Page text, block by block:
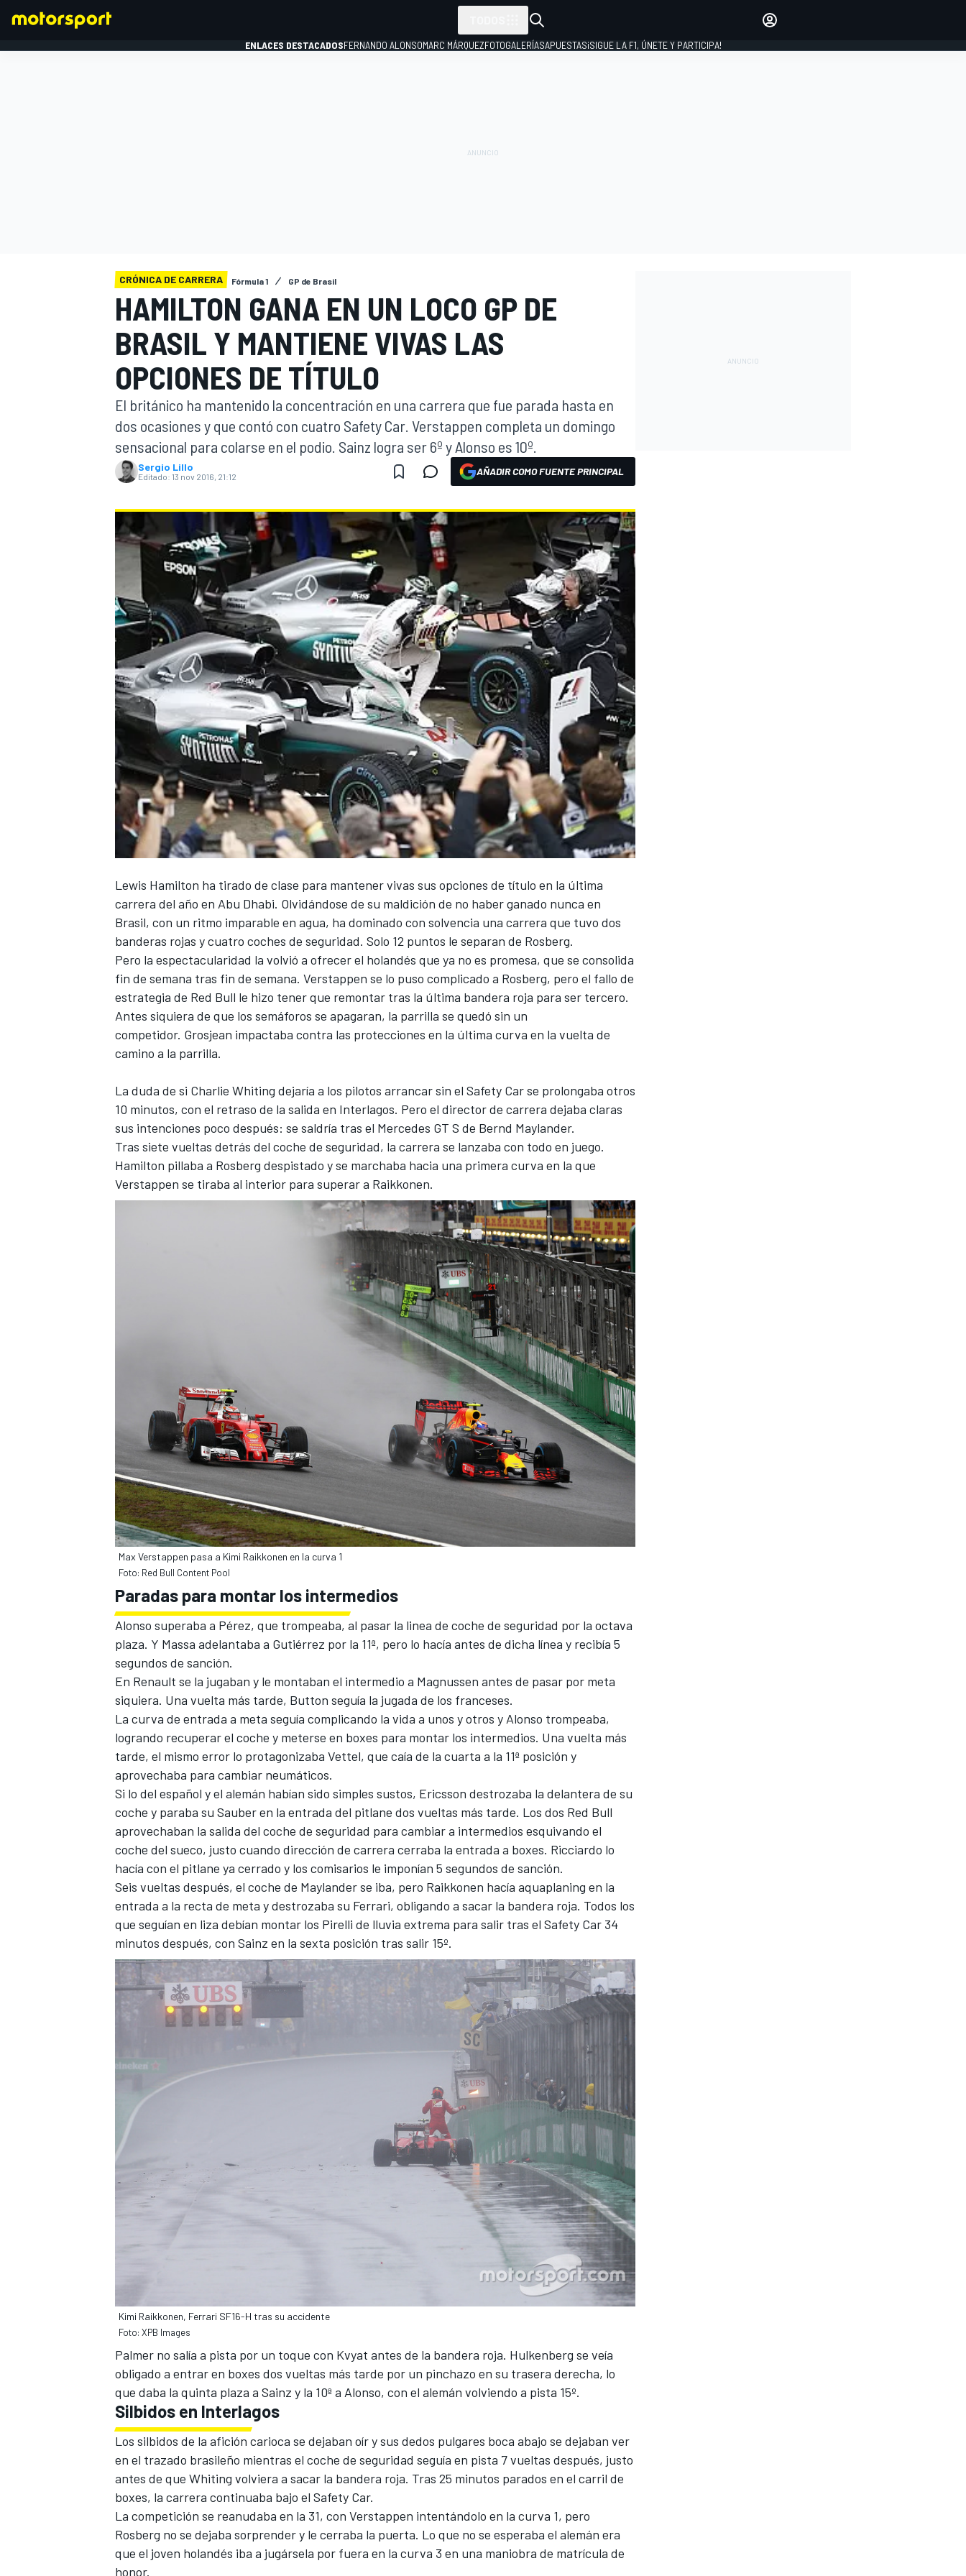
FÓRMULA E
MÁS CATEGORÍAS
ENLACES DESTACADOSFERNANDO ALONSOMARC MÁRQUEZFOTOGALERÍASAPUESTAS¡SIGUE LA F1, ÚNETE Y PARTICIPA!
CRÓNICA DE CARRERA Fórmula 1 GP de Brasil
HAMILTON GANA EN UN LOCO GP DE
BRASIL Y MANTIENE VIVAS LAS
OPCIONES DE TÍTULO
El británico ha mantenido la concentración en una carrera que fue parada hasta en
dos ocasiones y que contó con cuatro Safety Car. Verstappen completa un domingo
sensacional para colarse en el podio. Sainz logra ser 6º y Alonso es 10º.
Sergio Lillo
Editado: 13 nov 2016, 21:12 AÑADIR COMO FUENTE PRINCIPAL
Lewis Hamilton ha tirado de clase para mantener vivas sus opciones de título en la última
carrera del año en Abu Dhabi. Olvidándose de su maldición de no haber ganado nunca en
Brasil, con un ritmo imparable en agua, ha dominado con solvencia una carrera que tuvo dos
banderas rojas y cuatro coches de seguridad. Solo 12 puntos le separan de Rosberg.
Pero la espectacularidad la volvió a ofrecer el holandés que ya no es promesa, que se consolida
fin de semana tras fin de semana. Verstappen se lo puso complicado a Rosberg, pero el fallo de
estrategia de Red Bull le hizo tener que remontar tras la última bandera roja para ser tercero.
Antes siquiera de que los semáforos se apagaran, la parrilla se quedó sin un
competidor. Grosjean impactaba contra las protecciones en la última curva en la vuelta de
camino a la parrilla.
La duda de si Charlie Whiting dejaría a los pilotos arrancar sin el Safety Car se prolongaba otros
10 minutos, con el retraso de la salida en Interlagos. Pero el director de carrera dejaba claras
sus intenciones poco después: se saldría tras el Mercedes GT S de Bernd Maylander.
Tras siete vueltas detrás del coche de seguridad, la carrera se lanzaba con todo en juego.
Hamilton pillaba a Rosberg despistado y se marchaba hacia una primera curva en la que
Verstappen se tiraba al interior para superar a Raikkonen.
Max Verstappen pasa a Kimi Raikkonen en la curva 1
Foto: Red Bull Content Pool
Paradas para montar los intermedios
Alonso superaba a Pérez, que trompeaba, al pasar la linea de coche de seguridad por la octava
plaza. Y Massa adelantaba a Gutiérrez por la 11ª, pero lo hacía antes de dicha línea y recibía 5
segundos de sanción.
En Renault se la jugaban y le montaban el intermedio a Magnussen antes de pasar por meta
siquiera. Una vuelta más tarde, Button seguía la jugada de los franceses.
La curva de entrada a meta seguía complicando la vida a unos y otros y Alonso trompeaba,
logrando recuperar el coche y meterse en boxes para montar los intermedios. Una vuelta más
tarde, el mismo error lo protagonizaba Vettel, que caía de la cuarta a la 11ª posición y
aprovechaba para cambiar neumáticos.
Si lo del español y el alemán habían sido simples sustos, Ericsson destrozaba la delantera de su
coche y paraba su Sauber en la entrada del pitlane dos vueltas más tarde. Los dos Red Bull
aprovechaban la salida del coche de seguridad para cambiar a intermedios esquivando el
coche del sueco, justo cuando dirección de carrera cerraba la entrada a boxes. Ricciardo lo
hacía con el pitlane ya cerrado y los comisarios le imponían 5 segundos de sanción.
Seis vueltas después, el coche de Maylander se iba, pero Raikkonen hacía aquaplaning en la
entrada a la recta de meta y destrozaba su Ferrari, obligando a sacar la bandera roja. Todos los
que seguían en liza debían montar los Pirelli de lluvia extrema para salir tras el Safety Car 34
minutos después, con Sainz en la sexta posición tras salir 15º.
Kimi Raikkonen, Ferrari SF16-H tras su accidente
Foto: XPB Images
Palmer no salía a pista por un toque con Kvyat antes de la bandera roja. Hulkenberg se veía
obligado a entrar en boxes dos vueltas más tarde por un pinchazo en su trasera derecha, lo
que daba la quinta plaza a Sainz y la 10ª a Alonso, con el alemán volviendo a pista 15º.
Silbidos en Interlagos
Los silbidos de la afición carioca se dejaban oír y sus dedos pulgares boca abajo se dejaban ver
en el trazado brasileño mientras el coche de seguridad seguía en pista 7 vueltas después, justo
antes de que Whiting volviera a sacar la bandera roja. Tras 25 minutos parados en el carril de
boxes, la carrera continuaba bajo el Safety Car.
La competición se reanudaba en la 31, con Verstappen intentándolo en la curva 1, pero
Rosberg no se dejaba sorprender y le cerraba la puerta. Lo que no se esperaba el alemán era
que el joven holandés iba a jugársela por fuera en la curva 3 en una maniobra de matrícula de
honor.